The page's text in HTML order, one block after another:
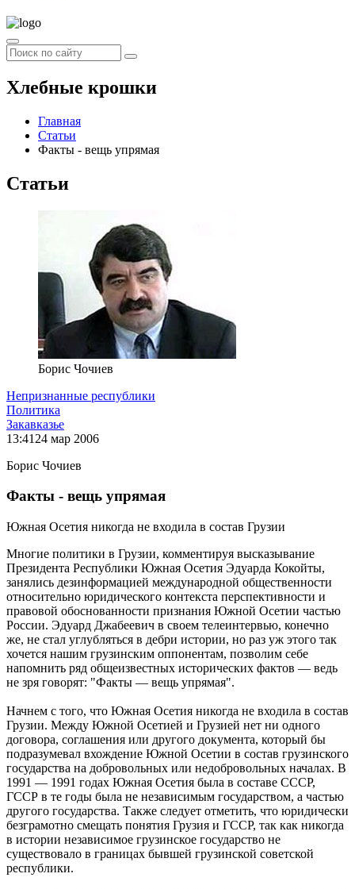
Хлебные крошки
Главная
Статьи
Факты - вещь упрямая
Статьи
Борис Чочиев
Непризнанные республики
Политика
Закавказье
13:41 24 мар 2006
Борис Чочиев
Факты - вещь упрямая
Южная Осетия никогда не входила в состав Грузии
Многие политики в Грузии, комментируя высказывание
Президента Республики Южная Осетия Эдуарда Кокойты,
занялись дезинформацией международной общественности
относительно юридического контекста перспективности и
правовой обоснованности признания Южной Осетии частью
России. Эдуард Джабеевич в своем телеинтервью, конечно
же, не стал углубляться в дебри истории, но раз уж этого так
хочется нашим грузинским оппонентам, позволим себе
напомнить ряд общеизвестных исторических фактов — ведь
не зря говорят: "Факты — вещь упрямая".
Начнем с того, что Южная Осетия никогда не входила в состав
Грузии. Между Южной Осетией и Грузией нет ни одного
договора, соглашения или другого документа, который бы
подразумевал вхождение Южной Осетии в состав грузинского
государства на добровольных или недобровольных началах. В
1991 — 1991 годах Южная Осетия была в составе СССР,
ГССР в те годы была не независимым государством, а частью
другого государства. Также следует отметить, что юридически
безграмотно смещать понятия Грузия и ГССР, так как никогда
в истории независимое грузинское государство не
существовало в границах бывшей грузинской советской
республики.